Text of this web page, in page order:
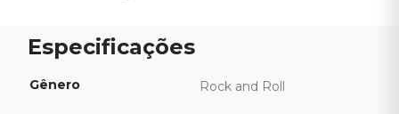
Gênero Rock and Roll